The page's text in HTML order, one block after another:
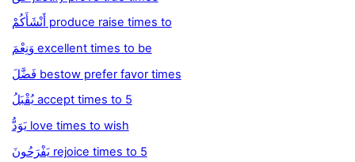
أَنْشَأَكُمْ produce raise times to
وَنِعْمَ excellent times to be
فَضَّلَ bestow prefer favor times
يُقْبَلُ accept times to 5
يَوَدُّ love times to wish
يَفْرَحُونَ rejoice times to 5